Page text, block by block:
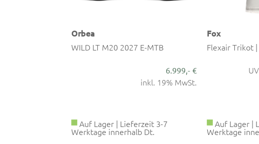
Fox
Flexair Trikot | Damen
ab 65,95 €
inkl. 19% MwSt.
Auf Lager | Lieferzeit 2-4
Werktage innerhalb Dt.
Fox
Flexair Trikot
Auf Lager |
Werktage